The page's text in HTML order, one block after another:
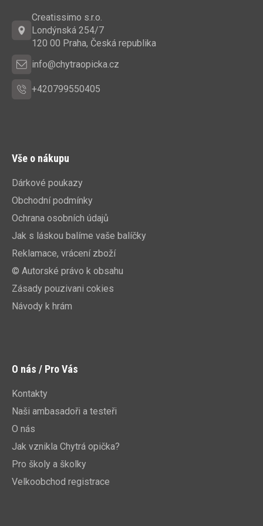
Creatissimo s.r.o.
Londýnská 254/7
120 00 Praha, Česká republika
info@chytraopicka.cz
+420799550405
Vše o nákupu
Dárkové poukazy
Obchodní podmínky
Ochrana osobních údajů
Jak s láskou balíme vaše balíčky
Reklamace, vrácení zboží
© Autorské právo k obsahu
Zásady pouzivani cokies
Návody k hrám
O nás / Pro Vás
Kontakty
Naši ambasadoři a testeři
O nás
Jak vznikla Chytrá opička?
Pro školy a školky
Velkoobchod registrace